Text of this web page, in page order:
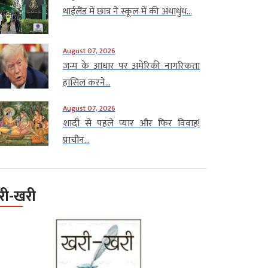
थाईलैंड में छात्र ने स्कूल में की अंधाधुंध...
August 07, 2026
जन्म के आधार पर अमेरिकी नागरिकता
हासिल करने...
August 07, 2026
शादी से पहले प्यार और फिर विवाह!
प्राचीन...
खरी